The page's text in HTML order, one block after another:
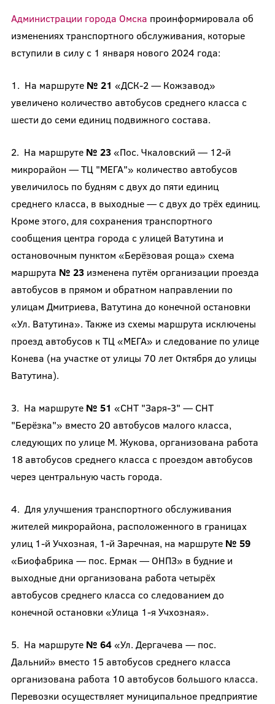
Администрации города Омска проинформировала об
изменениях транспортного обслуживания, которые
вступили в силу с 1 января нового 2024 года:
1. На маршруте № 21 «ДСК-2 — Кожзавод»
увеличено количество автобусов среднего класса с
шести до семи единиц подвижного состава.
2. На маршруте № 23«Пос. Чкаловский — 12-й
микрорайон — ТЦ "МЕГА"» количество автобусов
увеличилось по будням с двух до пяти единиц
среднего класса, в выходные — с двух до трёх единиц.
Кроме этого, для сохранения транспортного
сообщения центра города с улицей Ватутина и
остановочным пунктом «Берёзовая роща» схема
маршрута № 23изменена путём организации проезда
автобусов в прямом и обратном направлении по
улицам Дмитриева, Ватутина до конечной остановки
«Ул. Ватутина». Также из схемы маршрута исключены
проезд автобусов к ТЦ «МЕГА» и следование по улице
Конева (на участке от улицы 70 лет Октября до улицы
Ватутина).
3. На маршруте № 51 «СНТ "Заря-3" — СНТ
"Берёзка"» вместо 20 автобусов малого класса,
следующих по улице М. Жукова, организована работа
18 автобусов среднего класса с проездом автобусов
через центральную часть города.
4. Для улучшения транспортного обслуживания
жителей микрорайона, расположенного в границах
улиц 1-й Учхозная, 1-й Заречная, на маршруте № 59
«Биофабрика — пос. Ермак — ОНПЗ» в будние и
выходные дни организована работа четырёх
автобусов среднего класса со следованием до
конечной остановки «Улица 1-я Учхозная».
5. На маршруте № 64«Ул. Дергачева — пос.
Дальний» вместо 15 автобусов среднего класса
организована работа 10 автобусов большого класса.
Перевозки осуществляет муниципальное предприятие